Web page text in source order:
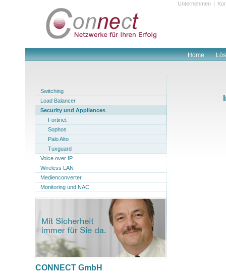
Switching
Load Balancer
Security und Appliances
Fortinet
Sophos
Palo Alto
Tuxguard
Voice over IP
Wireless LAN
Medienconverter
Monitoring und NAC
CONNECT GmbH
Unternehmen |
Home